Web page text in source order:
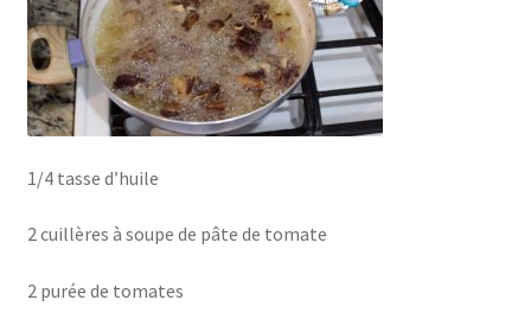
1/4 tasse d’huile
2 cuillères à soupe de pâte de tomate
2 purée de tomates